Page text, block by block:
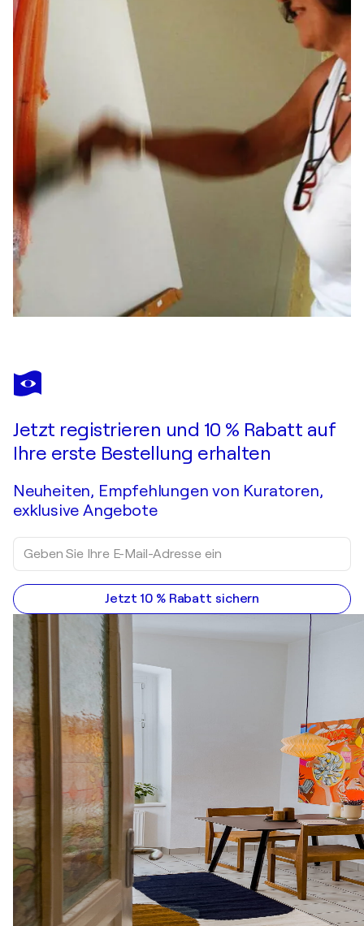
Jetzt registrieren und 10 % Rabatt auf
Ihre erste Bestellung erhalten
Neuheiten, Empfehlungen von Kuratoren,
exklusive Angebote
Jetzt 10 % Rabatt sichern